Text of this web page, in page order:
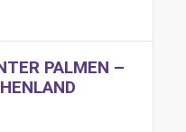
PALMEN –